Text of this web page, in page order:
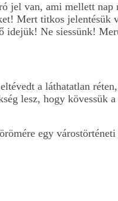
jel van, ami mellett
Mert titkos jelentésük
Ne siessünk!
a láthatatlan
lesz, hogy kövessük
egy